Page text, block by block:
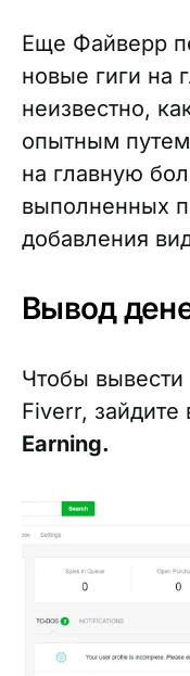
Еще Файверр
новые гиги на
неизвестно,
опытным
на главную
выполненных
добавления
Вывод
Чтобы вывести
Fiverr,
Earning.